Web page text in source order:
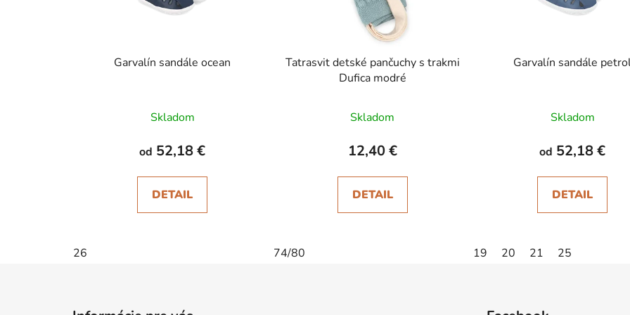
Garvalín sandále ocean
Skladom
od 52,18 €
DETAIL
26
Tatrasvit detské pančuchy s trakmi
Dufica modré
Skladom
12,40 €
DETAIL
74/80
Garvalín sandále
Skladom
od 52,18 €
DETAIL
19 20 21 25